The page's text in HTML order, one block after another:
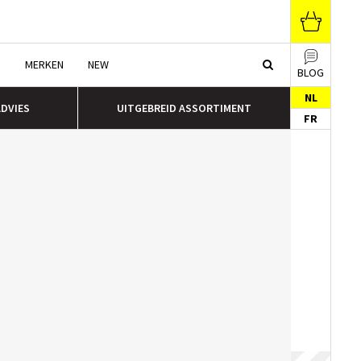
MERKEN NEW
BLOG
UITGEBREID ASSORTIMENT
NL
FR